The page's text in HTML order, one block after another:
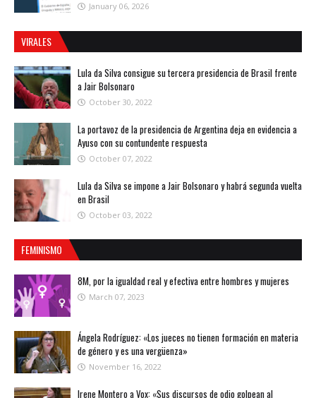
January 06, 2026
VIRALES
Lula da Silva consigue su tercera presidencia de Brasil frente
a Jair Bolsonaro
October 30, 2022
La portavoz de la presidencia de Argentina deja en evidencia a
Ayuso con su contundente respuesta
October 07, 2022
Lula da Silva se impone a Jair Bolsonaro y habrá segunda vuelta
en Brasil
October 03, 2022
FEMINISMO
8M, por la igualdad real y efectiva entre hombres y mujeres
March 07, 2023
Ángela Rodríguez: «Los jueces no tienen formación en materia
de género y es una vergüenza»
November 16, 2022
Irene Montero a Vox: «Sus discursos de odio golpean al